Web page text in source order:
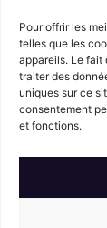
Pour offrir les
telles que les
appareils. Le fait
traiter des
uniques sur ce
consentement
et fonctions.
S'abonner